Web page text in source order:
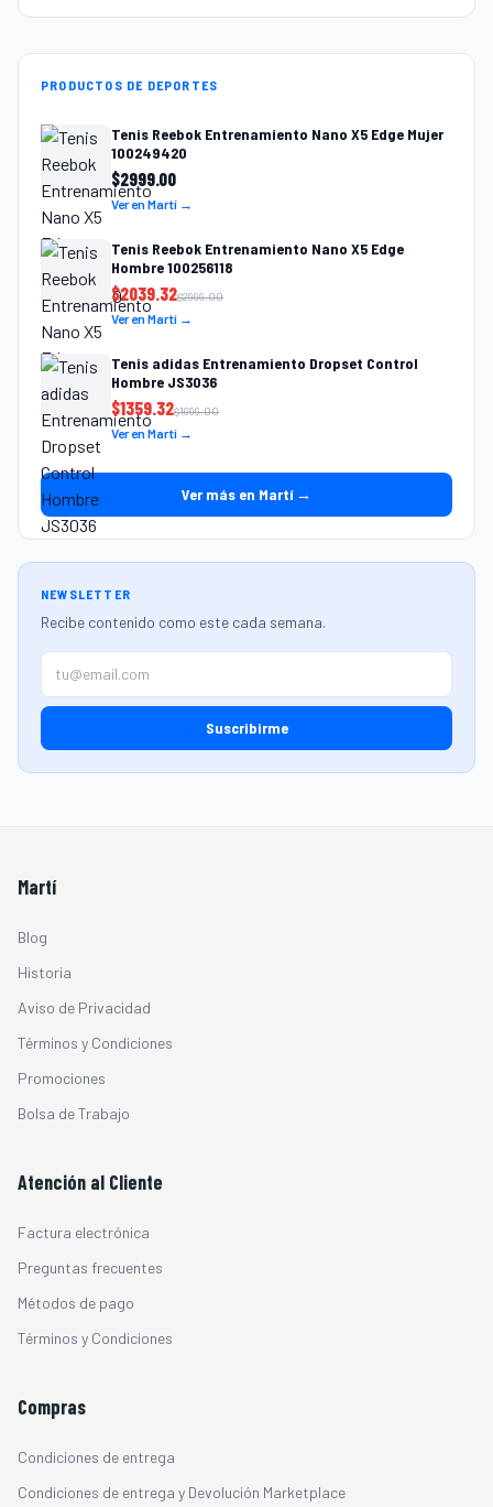
PRODUCTOS DE DEPORTES
Tenis Reebok Entrenamiento Nano X5 Edge Mujer
100249420
$2999.00
Ver en Martí →
Tenis Reebok Entrenamiento Nano X5 Edge
Hombre 100256118
$2039.32$2999.00
Ver en Martí →
Tenis adidas Entrenamiento Dropset Control
Hombre JS3036
$1359.32$1999.00
Ver en Martí →
Ver más en Martí →
NEWSLETTER
Recibe contenido como este cada semana.
Suscribirme
Martí
Blog
Historia
Aviso de Privacidad
Términos y Condiciones
Promociones
Bolsa de Trabajo
Atención al Cliente
Factura electrónica
Preguntas frecuentes
Métodos de pago
Términos y Condiciones
Compras
Condiciones de entrega
Condiciones de entrega y Devolución Marketplace